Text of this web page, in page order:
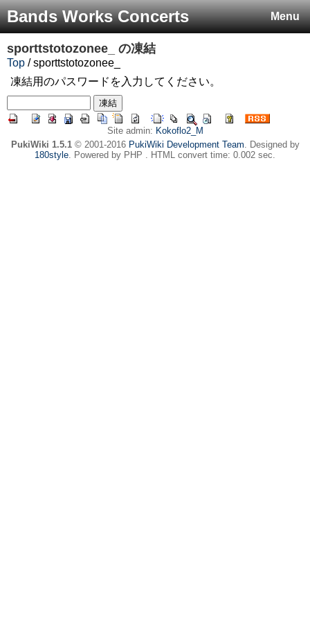
Menu
Bands Works Concerts
sporttstotozonee_ の凍結
Top / sporttstotozonee_
凍結用のパスワードを入力してください。
Site admin: Kokoflo2_M
PukiWiki 1.5.1© 2001-2016 PukiWiki Development Team. Designed by
180style. Powered by PHP . HTML convert time: 0.002 sec.